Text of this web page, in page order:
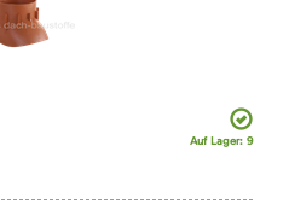
Auf Lager: 9